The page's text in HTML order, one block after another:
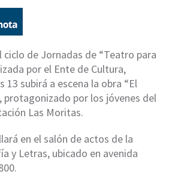
ciclo de Jornadas de “Teatro para
por el Ente de Cultura,
13 subirá a escena la obra “El
protagonizado por los jóvenes del
Las Moritas.
en el salón de actos de la
y Letras, ubicado en avenida